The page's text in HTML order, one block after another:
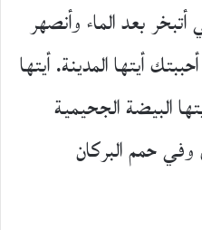
أتبخر بعد الماء وأنصهر
أيتها المدينة. أيتها
البيضة الجحيمية
حمم البركان